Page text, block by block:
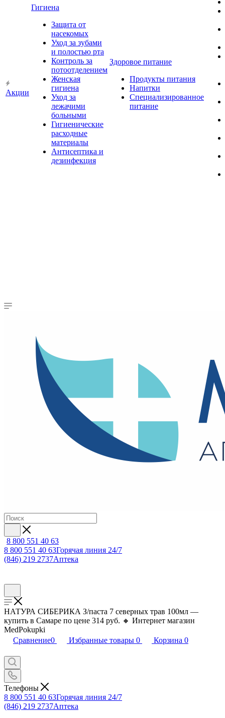
Акции
Гигиена
Защита от
насекомых
Уход за зубами
и полостью рта
Контроль за
потоотделением
Женская
гигиена
Уход за
лежачими
больными
Гигиенические
расходные
материалы
Антисептика и
дезинфекция
Здоровое питание
Продукты питания
Напитки
Специализированное
питание
8 800 551 40 63
8 800 551 40 63Горячая линия 24/7
(846) 219 2737Аптека
НАТУРА СИБЕРИКА З/паста 7 северных трав 100мл —
купить в Самаре по цене 314 руб. 🔸 Интернет магазин
MedPokupki
Сравнение0 Избранные товары 0 Корзина 0
Телефоны
8 800 551 40 63Горячая линия 24/7
(846) 219 2737Аптека